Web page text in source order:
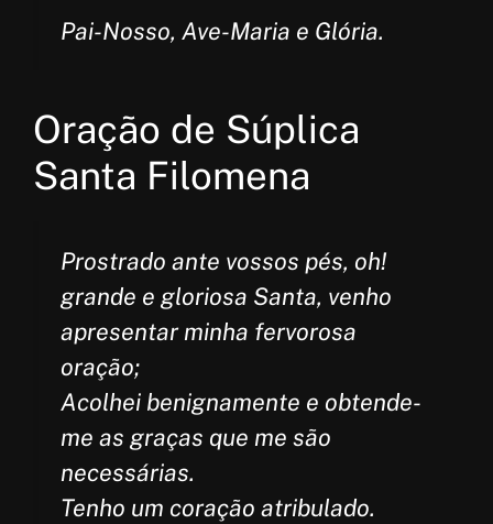
Pai-Nosso, Ave-Maria e Glória.
Oração de Súplica
Santa Filomena
Prostrado ante vossos pés, oh!
grande e gloriosa Santa, venho
apresentar minha fervorosa
oração;
Acolhei benignamente e obtende-
me as graças que me são
necessárias.
Tenho um coração atribulado.